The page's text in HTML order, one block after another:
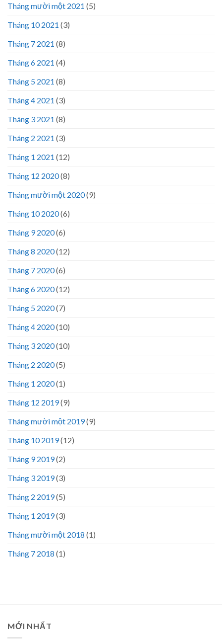
Tháng mười một 2021 (5)
Tháng 10 2021 (3)
Tháng 7 2021 (8)
Tháng 6 2021 (4)
Tháng 5 2021 (8)
Tháng 4 2021 (3)
Tháng 3 2021 (8)
Tháng 2 2021 (3)
Tháng 1 2021 (12)
Tháng 12 2020(8)
Tháng mười một 2020(9)
Tháng 10 2020(6)
Tháng 9 2020(6)
Tháng 8 2020(12)
Tháng 7 2020(6)
Tháng 6 2020(12)
Tháng 5 2020(7)
Tháng 4 2020(10)
Tháng 3 2020(10)
Tháng 2 2020(5)
Tháng 1 2020(1)
Tháng 12 2019(9)
Tháng mười một 2019(9)
Tháng 10 2019(12)
Tháng 9 2019(2)
Tháng 3 2019(3)
Tháng 2 2019(5)
Tháng 1 2019(3)
Tháng mười một 2018 (1)
Tháng 7 2018 (1)
MỚI NHẤT